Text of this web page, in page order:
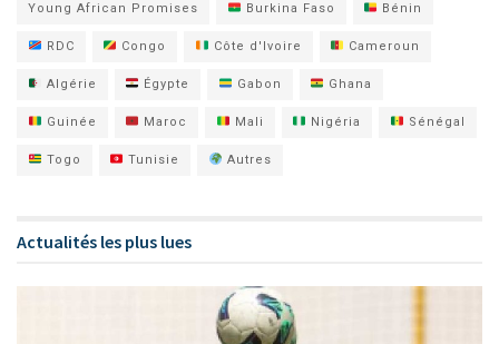
Young African Promises Burkina Faso Bénin
RDC Congo Côte d'Ivoire Cameroun
Algérie Égypte Gabon Ghana
Guinée Maroc Mali Nigéria Sénégal
Togo Tunisie Autres
Actualités les plus lues